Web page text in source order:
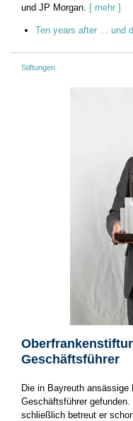
und JP Morgan. [ mehr ]
Ten years after ... und
Stiftungen
Geschäftsführer
Die in Bayreuth
Geschäftsführer
schließlich betreut er